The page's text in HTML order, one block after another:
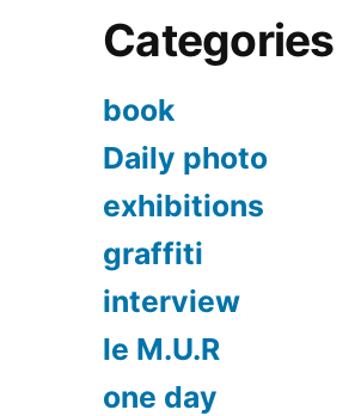
Categories
book
Daily photo
exhibitions
graffiti
interview
le M.U.R
one day